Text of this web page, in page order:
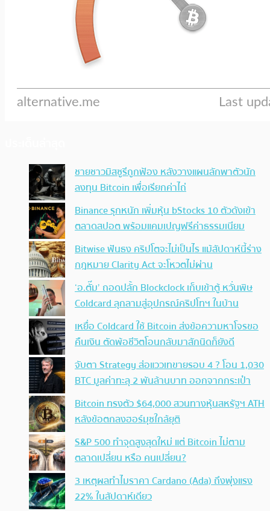
ชายชาวมิสซูรีถูกฟ้อง หลังวางแผนลักพาตัวนัก
ลงทุน Bitcoin เพื่อเรียกค่าไถ่
Binance รุกหนัก เพิ่มหุ้น bStocks 10 ตัวดังเข้า
ตลาดสปอต พร้อมแคมเปญฟรีค่าธรรมเนียม
Bitwise ฟันธง คริปโตจะไม่เป็นไร แม้สัปดาห์นี้ร่าง
กฎหมาย Clarity Act จะโหวตไม่ผ่าน
‘อ.ตั๊ม’ ถอดปลั้ก Blockclock เก็บเข้าตู้ หวั่นพิษ
Coldcard ลุกลามสู่อุปกรณ์คริปโทฯ ในบ้าน
เหยื่อ Coldcard ใช้ Bitcoin ส่งข้อความหาโจรขอ
คืนเงิน ตัดพ้อชีวิตโอนกลับมาสักนิดก็ยังดี
จับตา Strategy ส่อแววเทขายรอบ 4 ? โอน 1,030
BTC มูลค่าทะลุ 2 พันล้านบาท ออกจากกระเป๋า
Bitcoin ทรงตัว $64,000 สวนทางหุ้นสหรัฐฯ ATH
หลังข้อตกลงฮอร์มุซใกล้ยุติ
S&P 500 ทำจุดสูงสุดใหม่ แต่ Bitcoin ไม่ตาม
ตลาดเปลี่ยน หรือ คนเปลี่ยน?
3 เหตุผลทำไมราคา Cardano (Ada) ถึงพุ่งแรง
22% ในสัปดาห์เดียว